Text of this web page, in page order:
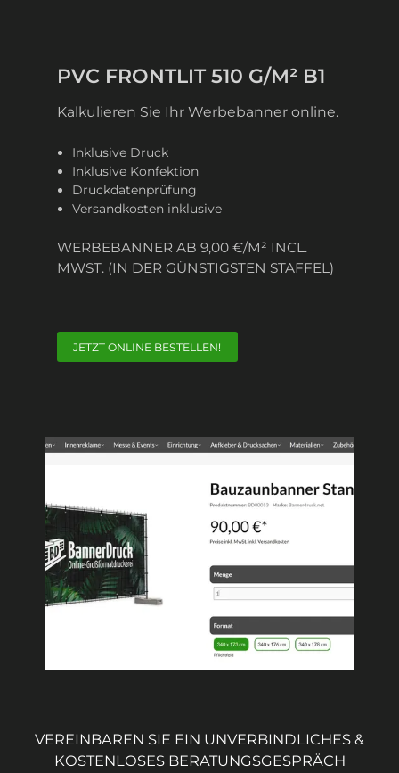
PVC FRONTLIT 510 G/M² B1
Kalkulieren Sie Ihr Werbebanner online.
Inklusive Druck
Inklusive Konfektion
Druckdatenprüfung
Versandkosten inklusive
WERBEBANNER AB 9,00 €/M² INCL.
MWST. (IN DER GÜNSTIGSTEN STAFFEL)
JETZT ONLINE BESTELLEN!
VEREINBAREN SIE EIN UNVERBINDLICHES &
KOSTENLOSES BERATUNGSGESPRÄCH